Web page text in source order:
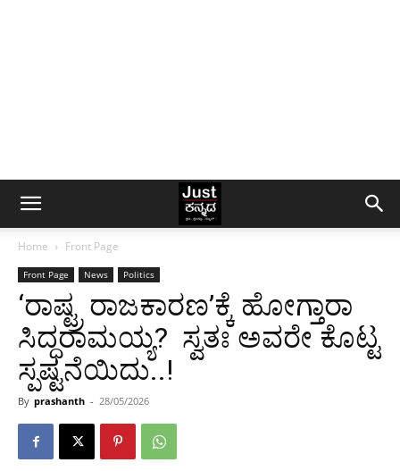
Home Front Page
Front Page News Politics
‘ರಾಷ್ಟ್ರ ರಾಜಕಾರಣ’ಕ್ಕೆ ಹೋಗ್ತಾರಾ
ಸಿದ್ಧರಾಮಯ್ಯ? ಸ್ವತಃ ಅವರೇ ಕೊಟ್ಟ
ಸ್ಪಷ್ಟನೆಯಿದು..!
By prashanth - 28/05/2026